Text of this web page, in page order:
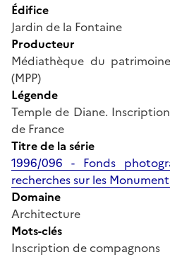
Édifice
Jardin de la Fontaine
Producteur
Médiathèque du
(MPP)
Légende
Temple de Diane.
de France
Titre de la série
1996/096 - Fonds
recherches sur les
Domaine
Architecture
Mots-clés
Inscription de compagnons